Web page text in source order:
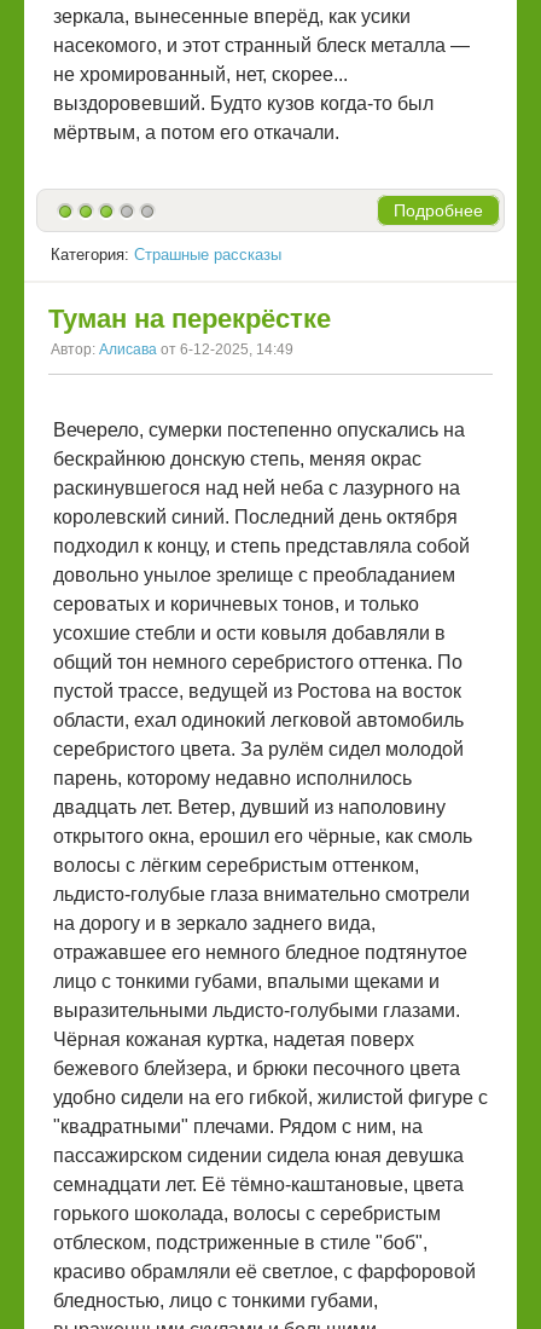
зеркала, вынесенные вперёд, как усики
насекомого, и этот странный блеск металла —
не хромированный, нет, скорее...
выздоровевший. Будто кузов когда-то был
мёртвым, а потом его откачали.
Подробнее
Категория: Страшные рассказы
Туман на перекрёстке
Автор: Алисава от 6-12-2025, 14:49
Вечерело, сумерки постепенно опускались на
бескрайнюю донскую степь, меняя окрас
раскинувшегося над ней неба с лазурного на
королевский синий. Последний день октября
подходил к концу, и степь представляла собой
довольно унылое зрелище с преобладанием
сероватых и коричневых тонов, и только
усохшие стебли и ости ковыля добавляли в
общий тон немного серебристого оттенка. По
пустой трассе, ведущей из Ростова на восток
области, ехал одинокий легковой автомобиль
серебристого цвета. За рулём сидел молодой
парень, которому недавно исполнилось
двадцать лет. Ветер, дувший из наполовину
открытого окна, ерошил его чёрные, как смоль
волосы с лёгким серебристым оттенком,
льдисто-голубые глаза внимательно смотрели
на дорогу и в зеркало заднего вида,
отражавшее его немного бледное подтянутое
лицо с тонкими губами, впалыми щеками и
выразительными льдисто-голубыми глазами.
Чёрная кожаная куртка, надетая поверх
бежевого блейзера, и брюки песочного цвета
удобно сидели на его гибкой, жилистой фигуре с
"квадратными" плечами. Рядом с ним, на
пассажирском сидении сидела юная девушка
семнадцати лет. Её тёмно-каштановые, цвета
горького шоколада, волосы с серебристым
отблеском, подстриженные в стиле "боб",
красиво обрамляли её светлое, с фарфоровой
бледностью, лицо с тонкими губами,